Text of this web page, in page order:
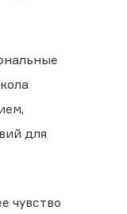
для
чувство